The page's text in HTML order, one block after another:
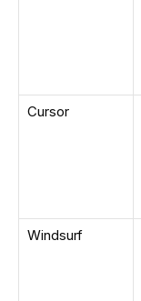
Cursor
Windsurf